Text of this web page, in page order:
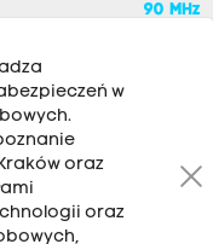
90 MHz
22, 30-007
w
oraz
oraz